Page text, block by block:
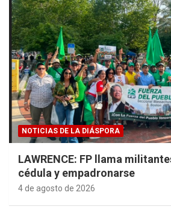
NOTICIAS DE LA DIÁSPORA
LAWRENCE: FP llama
cédula y empadronarse
4 de agosto de 2026